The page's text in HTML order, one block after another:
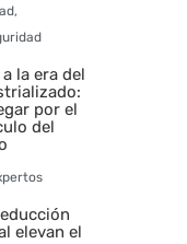
,
la era del
por el
del
elevan el